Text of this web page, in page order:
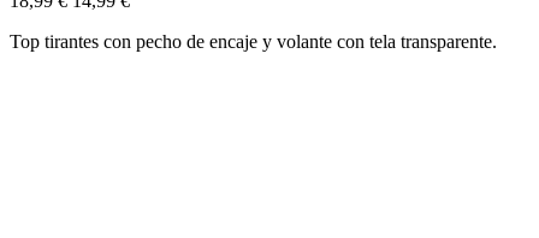
Top tirantes con pecho de encaje y volante con tela transparente.